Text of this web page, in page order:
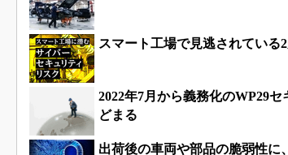
スマート工場で見逃されている
2022年7月から義務化のWP29
どまる
出荷後の車両や部品の脆弱性に